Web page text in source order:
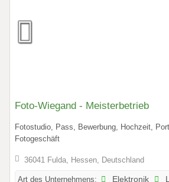
Foto-Wiegand - Meisterbetrieb
Fotostudio, Pass, Bewerbung, Hochzeit,
Fotogeschäft
36041 Fulda, Hessen, Deutschland
Art des Unternehmens: Elektronik